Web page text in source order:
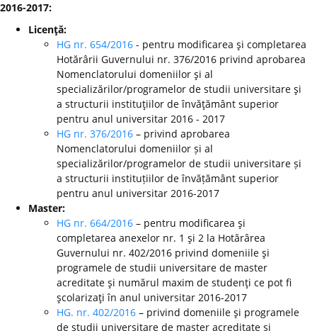
2016-2017:
Licenţă:
HG nr. 654/2016 - pentru modificarea şi completarea
Hotărârii Guvernului nr. 376/2016 privind aprobarea
Nomenclatorului domeniilor şi al
specializărilor/programelor de studii universitare şi
a structurii instituţiilor de învăţământ superior
pentru anul universitar 2016 - 2017
HG nr. 376/2016 – privind aprobarea
Nomenclatorului domeniilor și al
specializărilor/programelor de studii universitare și
a structurii instituțiilor de învățământ superior
pentru anul universitar 2016-2017
Master:
HG nr. 664/2016 – pentru modificarea şi
completarea anexelor nr. 1 şi 2 la Hotărârea
Guvernului nr. 402/2016 privind domeniile şi
programele de studii universitare de master
acreditate şi numărul maxim de studenţi ce pot fi
şcolarizaţi în anul universitar 2016-2017
HG. nr. 402/2016 – privind domeniile şi programele
de studii universitare de master acreditate şi